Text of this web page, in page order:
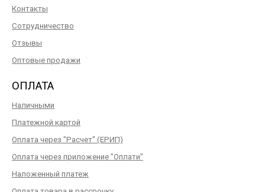
Контакты
Сотрудничество
Отзывы
Оптовые продажи
ОПЛАТА
Наличными
Платежной картой
Оплата через "Расчет" (ЕРИП)
Оплата через приложение "Оплати"
Наложенный платеж